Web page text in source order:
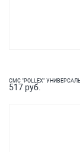
СМС "POLLEX"
517 руб.